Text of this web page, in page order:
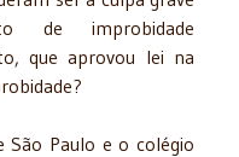
de improbidade
que aprovou lei na
São Paulo e o colégio